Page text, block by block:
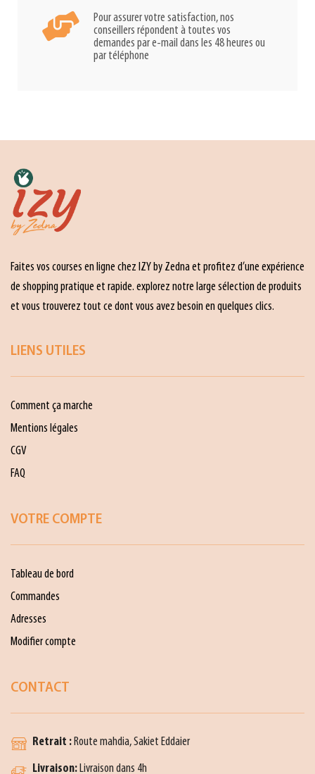
Pour assurer votre satisfaction, nos
conseillers répondent à toutes vos
demandes par e-mail dans les 48 heures ou
par téléphone
Faites vos courses en ligne chez IZY by Zedna et profitez d’une expérience
de shopping pratique et rapide. explorez notre large sélection de produits
et vous trouverez tout ce dont vous avez besoin en quelques clics.
LIENS UTILES
Comment ça marche
Mentions légales
CGV
FAQ
VOTRE COMPTE
Tableau de bord
Commandes
Adresses
Modifier compte
CONTACT
Retrait : Route mahdia, Sakiet Eddaier
Livraison: Livraison dans 4h